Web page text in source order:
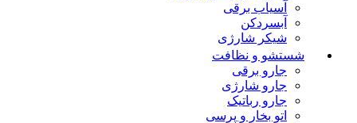
آسیاب برقی
آبسردکن
شیکر شارژی
شستشو و نظافت
جارو برقی
جارو شارژی
جارو رباتیک
اتو بخار و پرسی